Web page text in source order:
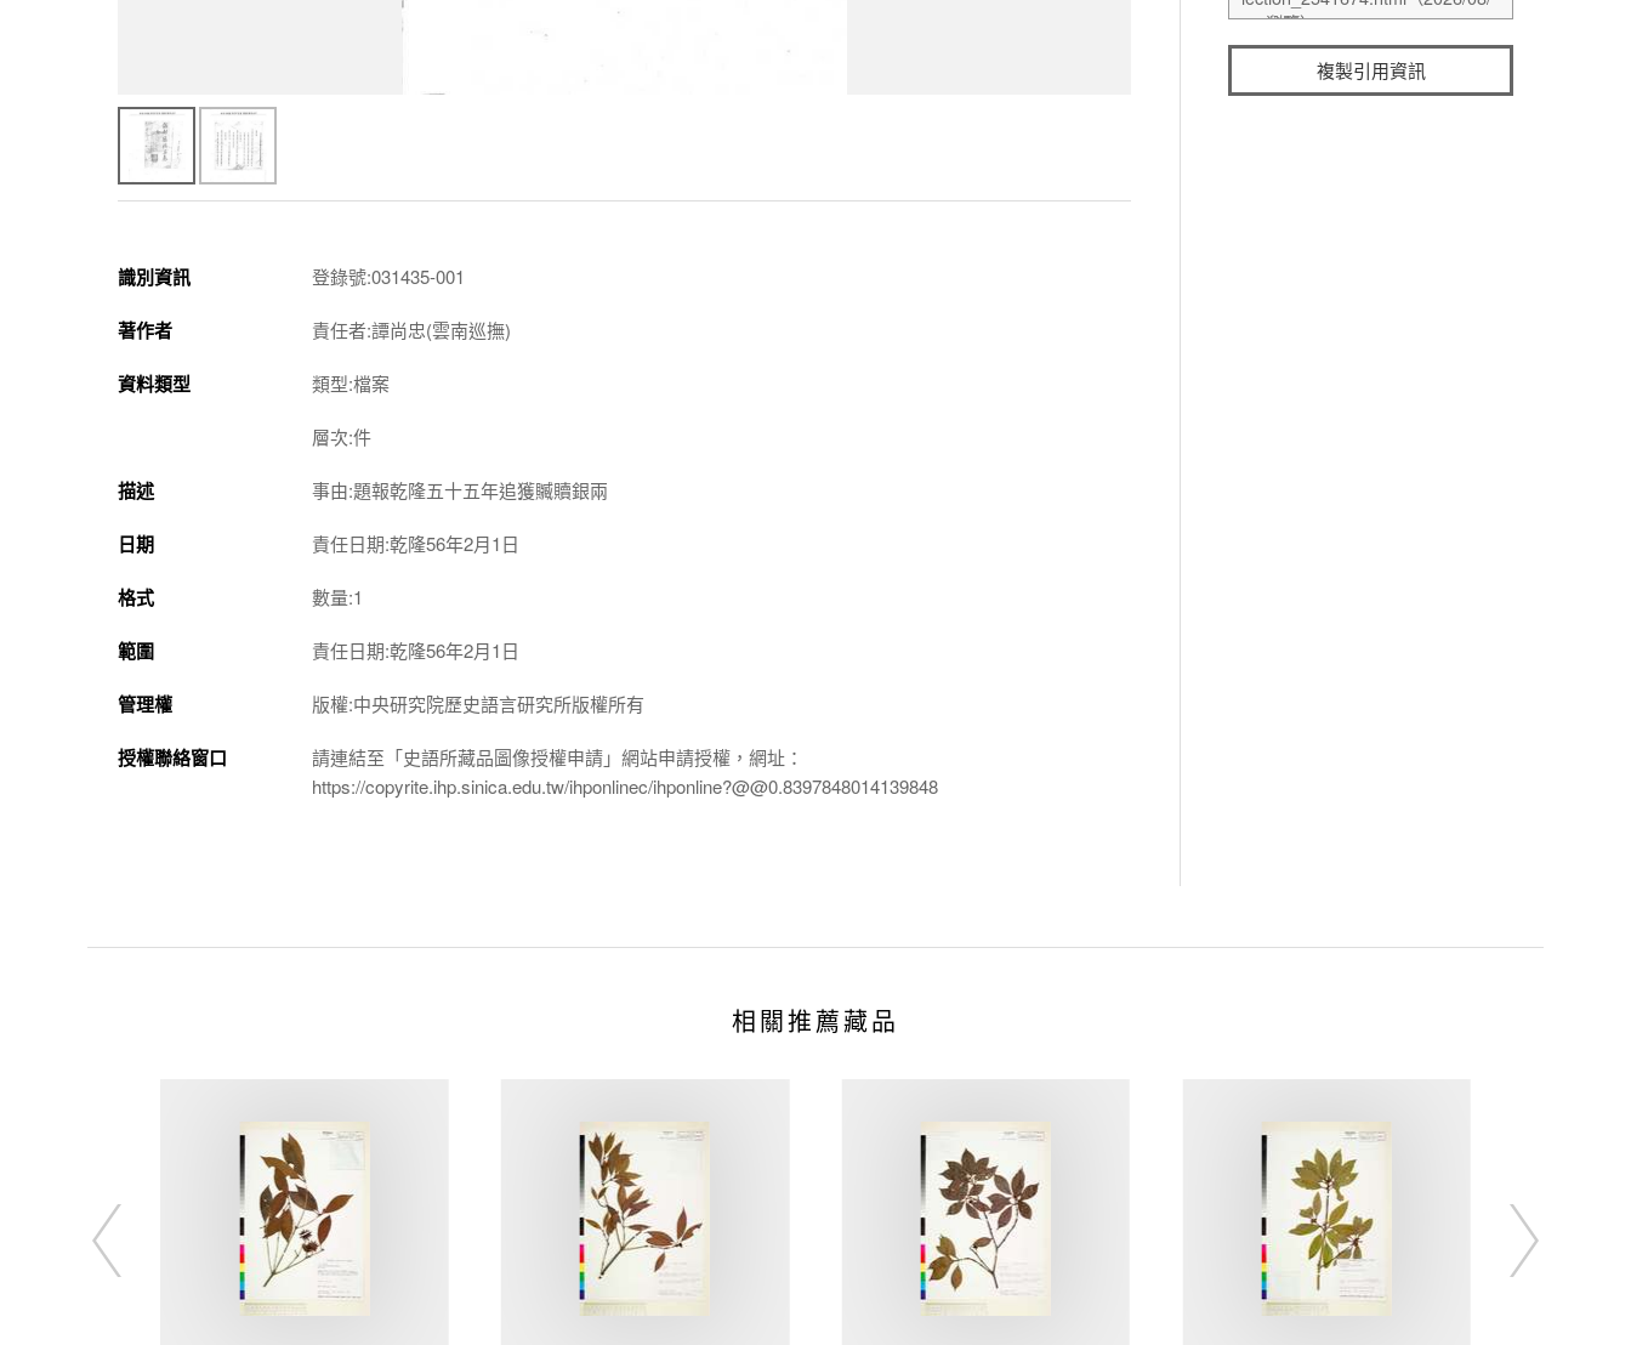
識別資訊 登錄號:031435-001
著作者 責任者:譚尚忠(雲南巡撫)
資料類型 類型:檔案
層次:件
描述 事由:題報乾隆五十五年追獲贓贖銀兩
日期 責任日期:乾隆56年2月1日
格式 數量:1
範圍 責任日期:乾隆56年2月1日
管理權 版權:中央研究院歷史語言研究所版權所有
授權聯絡窗口
請連結至「史語所藏品圖像授權申請」網站申請授權，網址：
https://copyrite.ihp.sinica.edu.tw/ihponlinec/ihponline?@@0.8397848014139848
複製引用資訊
相關推薦藏品